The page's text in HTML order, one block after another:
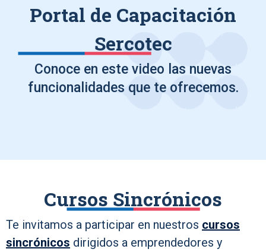
Portal de Capacitación
Sercotec
Conoce en este video las nuevas
funcionalidades que te ofrecemos.
Cursos Sincrónicos
Te invitamos a participar en nuestros cursos
sincrónicos dirigidos a emprendedores y